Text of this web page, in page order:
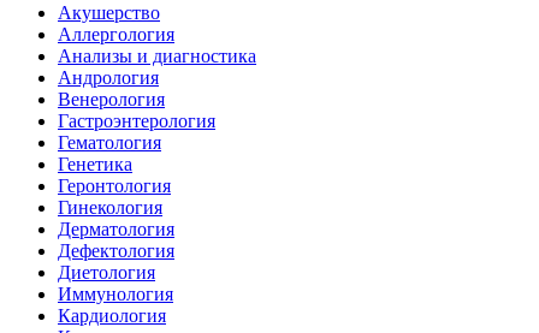
Акушерство
Аллергология
Анализы и диагностика
Андрология
Венерология
Гастроэнтерология
Гематология
Генетика
Геронтология
Гинекология
Дерматология
Дефектология
Диетология
Иммунология
Кардиология